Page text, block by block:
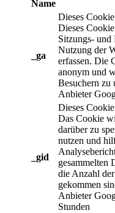
Name
_ga
Dieses
Dieses
Sitzungs- und
Nutzung der
erfassen. Die
anonym und
Besuchern zu
Anbieter
_gid
Dieses
Das Cookie
darüber zu
nutzen und
gesammelten
die Anzahl
gekommen
Anbieter
Stunden